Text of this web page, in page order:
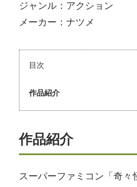
ジャンル：アクション
メーカー：ナツメ
目次
作品紹介
作品紹介
スーパーファミコン「奇